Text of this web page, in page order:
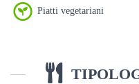
Piatti vegetariani